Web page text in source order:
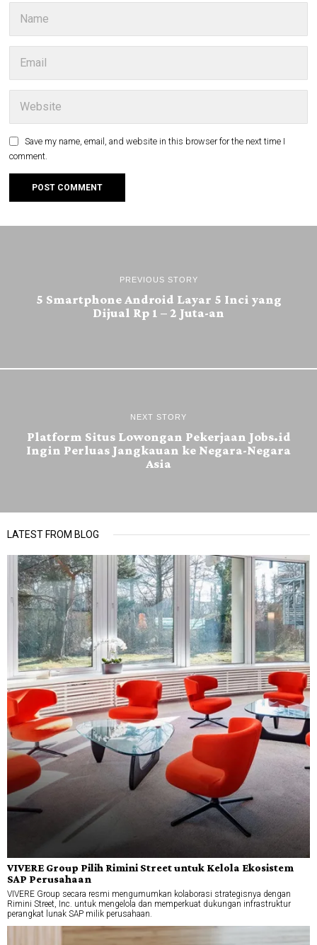
Save my name, email, and website in this browser for the next time I
comment.
PREVIOUS STORY
5 Smartphone Android Layar 5 Inci yang
Dijual Rp 1 – 2 Juta-an
NEXT STORY
Platform Situs Lowongan Pekerjaan Jobs.id
Ingin Perluas Jangkauan ke Negara-Negara
Asia
LATEST FROM BLOG
VIVERE Group Pilih Rimini Street untuk Kelola Ekosistem
SAP Perusahaan
VIVERE Group secara resmi mengumumkan kolaborasi strategisnya dengan
Rimini Street, Inc. untuk mengelola dan memperkuat dukungan infrastruktur
perangkat lunak SAP milik perusahaan.